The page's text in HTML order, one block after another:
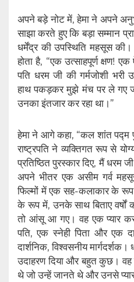
अपने बड़े नोट में, हेमा ने अपने
साझा करते हुए कि बड़ा सम्मान
धर्मेंद्र की उपस्थिति महसूस
होता है, “एक उत्साहपूर्ण क्षण!
पति धरम जी की गर्मजोशी भरी
हाथ पकड़कर मुझे मंच पर ले गए
उनका इंतजार कर रहा था।”
हेमा ने आगे कहा, “कल शांत पद्म
राष्ट्रपति ने व्यक्तिगत रूप से
प्रतिष्ठित पुरस्कार दिए, मैं धरम
अपने भीतर एक असीम गर्व
फिल्मों में एक सह-कलाकार के
के रूप में, उनके साथ बिताए वर्षों
तो आंसू आ गए। वह एक प्यार
पति, एक स्नेही पिता और एक
दार्शनिक, विश्वसनीय
उदाहरण दिया और बहुत कुछ।
थे जो उन्हें जानते थे और उनसे